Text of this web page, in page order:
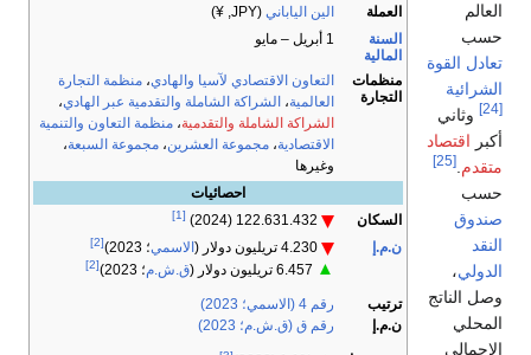
العملة
الين الياباني (JPY, ¥)
السنة
المالية
1 أبريل – مايو
منظمات
التجارة
التعاون الاقتصادي لآسيا والهادي، منظمة التجارة
العالمية، الشراكة الشاملة والتقدمية عبر الهادي،
الشراكة الشاملة والتقدمية، منظمة التعاون والتنمية
الاقتصادية، مجموعة العشرين، مجموعة السبعة،
وغيرها
احصائيات
السكان
[1]
ن.م.إ الاسمي؛ 2023) [2]
▲ ق.ش.م؛ 2023) [2]
ترتيب
ن.م.إ
رقم 4 (الاسمي؛ 2023)
رقم ق (ق.ش.م؛ 2023)
العالم
حسب
تعادل القوة
الشرائية
[24]
وثاني
أكبر اقتصاد
متقدم [25]
حسب
صندوق
النقد
الدولي،
وصل الناتج
المحلي
الإجمالي